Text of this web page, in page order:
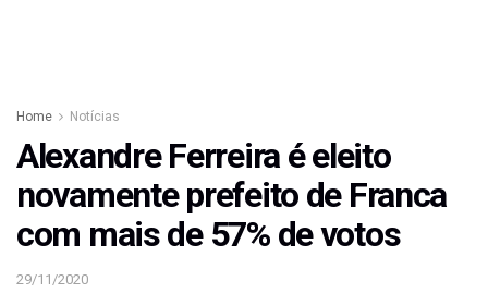
Home Notícias
Alexandre Ferreira é eleito
novamente prefeito de Franca
com mais de 57% de votos
29/11/2020